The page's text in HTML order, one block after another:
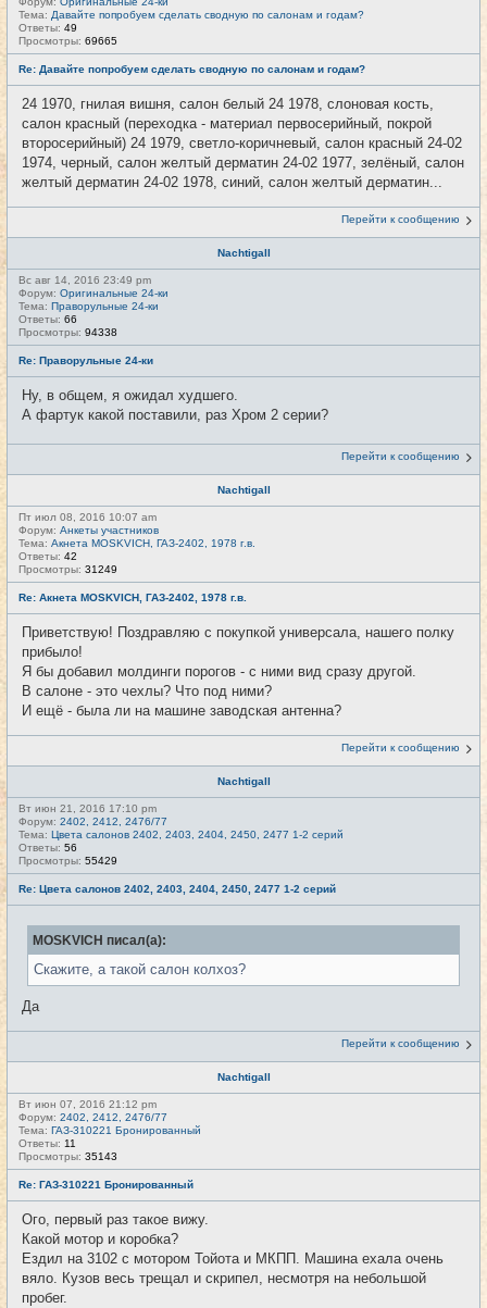
Тема: Давайте попробуем сделать сводную по салонам и годам?
Ответы: 49
Просмотры: 69665
Re: Давайте попробуем сделать сводную по салонам и годам?
24 1970, гнилая вишня, салон белый 24 1978, слоновая кость,
салон красный (переходка - материал первосерийный, покрой
второсерийный) 24 1979, светло-коричневый, салон красный 24-02
1974, черный, салон желтый дерматин 24-02 1977, зелёный, салон
желтый дерматин 24-02 1978, синий, салон желтый дерматин...
Перейти к сообщению
Nachtigall
Вс авг 14, 2016 23:49 pm
Форум: Оригинальные 24-ки
Тема: Праворульные 24-ки
Ответы: 66
Просмотры: 94338
Re: Праворульные 24-ки
Ну, в общем, я ожидал худшего.
А фартук какой поставили, раз Хром 2 серии?
Перейти к сообщению
Nachtigall
Пт июл 08, 2016 10:07 am
Форум: Анкеты участников
Тема: Акнета MOSKVICH, ГАЗ-2402, 1978 г.в.
Ответы: 42
Просмотры: 31249
Re: Акнета MOSKVICH, ГАЗ-2402, 1978 г.в.
Приветствую! Поздравляю с покупкой универсала, нашего полку
прибыло!
Я бы добавил молдинги порогов - с ними вид сразу другой.
В салоне - это чехлы? Что под ними?
И ещё - была ли на машине заводская антенна?
Перейти к сообщению
Nachtigall
Вт июн 21, 2016 17:10 pm
Форум: 2402, 2412, 2476/77
Тема: Цвета салонов 2402, 2403, 2404, 2450, 2477 1-2 серий
Ответы: 56
Просмотры: 55429
Re: Цвета салонов 2402, 2403, 2404, 2450, 2477 1-2 серий
MOSKVICH писал(а):
Скажите, а такой салон колхоз?
Да
Перейти к сообщению
Nachtigall
Вт июн 07, 2016 21:12 pm
Форум: 2402, 2412, 2476/77
Тема: ГАЗ-310221 Бронированный
Ответы: 11
Просмотры: 35143
Re: ГАЗ-310221 Бронированный
Ого, первый раз такое вижу.
Какой мотор и коробка?
Ездил на 3102 с мотором Тойота и МКПП. Машина ехала очень
вяло. Кузов весь трещал и скрипел, несмотря на небольшой
пробег.